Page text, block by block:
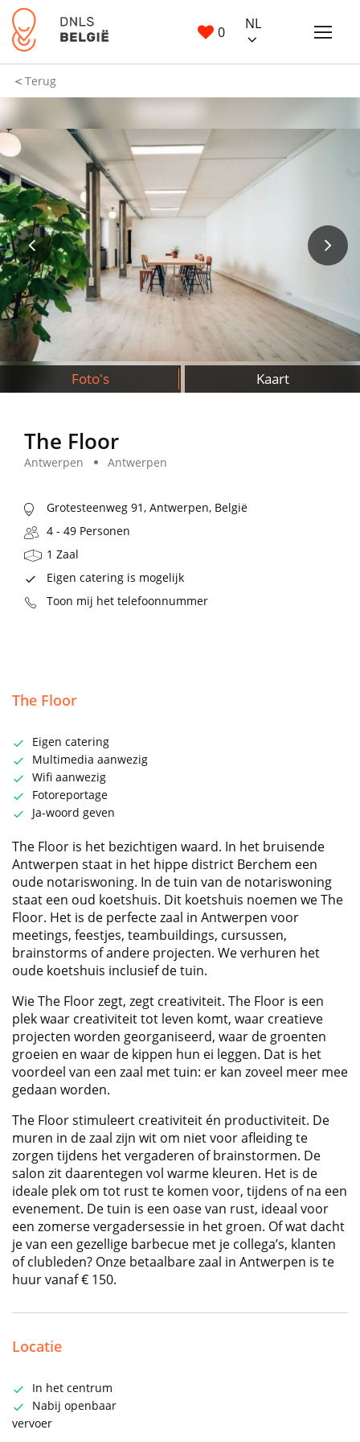
0 NL
Terug
Foto's Kaart
The Floor
Antwerpen Antwerpen
Grotesteenweg 91, Antwerpen, België
4 - 49 Personen
1 Zaal
Eigen catering is mogelijk
Toon mij het telefoonnummer
The Floor
Eigen catering
Multimedia aanwezig
Wifi aanwezig
Fotoreportage
Ja-woord geven
The Floor is het bezichtigen waard. In het bruisende
Antwerpen staat in het hippe district Berchem een
oude notariswoning. In de tuin van de notariswoning
staat een oud koetshuis. Dit koetshuis noemen we The
Floor. Het is de perfecte zaal in Antwerpen voor
meetings, feestjes, teambuildings, cursussen,
brainstorms of andere projecten. We verhuren het
oude koetshuis inclusief de tuin.
Wie The Floor zegt, zegt creativiteit. The Floor is een
plek waar creativiteit tot leven komt, waar creatieve
projecten worden georganiseerd, waar de groenten
groeien en waar de kippen hun ei leggen. Dat is het
voordeel van een zaal met tuin: er kan zoveel meer mee
gedaan worden.
The Floor stimuleert creativiteit én productiviteit. De
muren in de zaal zijn wit om niet voor afleiding te
zorgen tijdens het vergaderen of brainstormen. De
salon zit daarentegen vol warme kleuren. Het is de
ideale plek om tot rust te komen voor, tijdens of na een
evenement. De tuin is een oase van rust, ideaal voor
een zomerse vergadersessie in het groen. Of wat dacht
je van een gezellige barbecue met je collega’s, klanten
of clubleden? Onze betaalbare zaal in Antwerpen is te
huur vanaf € 150.
Locatie
In het centrum
Nabij openbaar
vervoer